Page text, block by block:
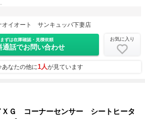
オイオート サンキュッパ下妻店
まずは在庫確認・見積依頼
通話でお問い合わせ
お気に入り
あなたの他に1人が見ています
Ｇ コーナーセンサー シートヒータ